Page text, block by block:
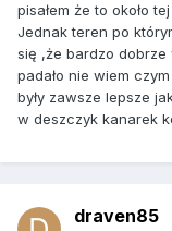
pisałem że to około
Jednak teren po
się ,że bardzo dobrze
padało nie wiem
były zawsze lepsze
w deszczyk kanarek
draven85